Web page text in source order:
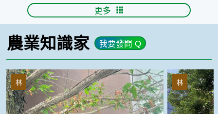
更多
農業知識家 我要發問 Q
落羽松的生長
林
樟樹是不是
林